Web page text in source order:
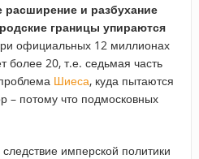
расширение и разбухание
границы упираются
официальных 12 миллионах
более 20, т.е. седьмая часть
Шиеса, куда пытаются
– потому что подмосковных
имперской политики